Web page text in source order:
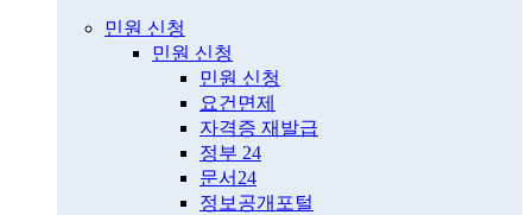
민원 신청
민원 신청
민원 신청
요건면제
자격증 재발급
정부 24
문서24
정보공개포털